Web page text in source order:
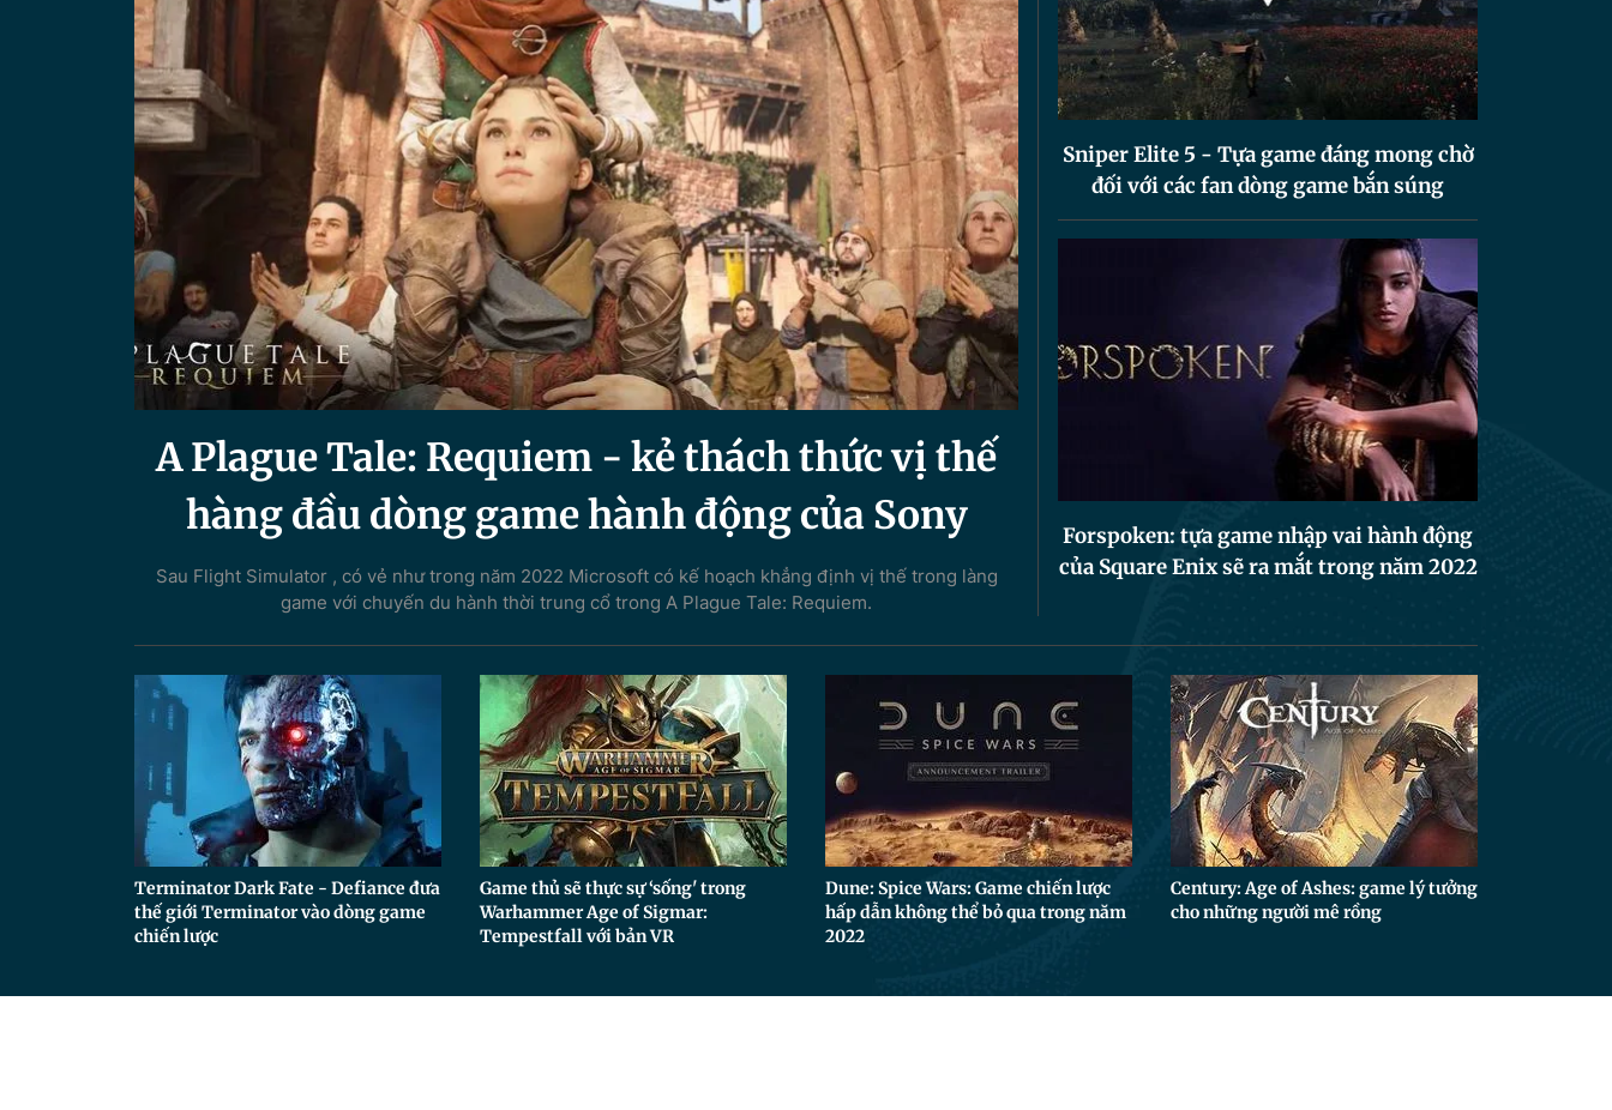
A Plague Tale: Requiem - kẻ thách thức vị thế
hàng đầu dòng game hành động của Sony
Sau Flight Simulator , có vẻ như trong năm 2022 Microsoft có kế hoạch khẳng định vị thế trong làng
game với chuyến du hành thời trung cổ trong A Plague Tale: Requiem.
Sniper Elite 5 - Tựa game đáng mong chờ
đối với các fan dòng game bắn súng
Forspoken: tựa game nhập vai hành động
của Square Enix sẽ ra mắt trong năm 2022
Terminator Dark Fate - Defiance đưa
thế giới Terminator vào dòng game
chiến lược
Game thủ sẽ thực sự ‘sống' trong
Warhammer Age of Sigmar:
Tempestfall với bản VR
Dune: Spice Wars: Game chiến lược
hấp dẫn không thể bỏ qua trong năm
2022
Century: Age of Ashes: game lý tưởng
cho những người mê rồng